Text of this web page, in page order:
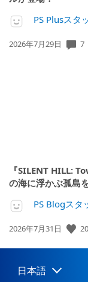
PS Plusスタ
公
2026年7月29日 7
『SILENT HILL:
の海に浮かぶ孤島
PS Blogスタ
公
日:
2026年7月31日 20
Select
Current
日本語